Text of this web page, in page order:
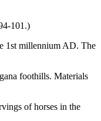
101.)
1st millennium AD. The
foothills. Materials
of horses in the